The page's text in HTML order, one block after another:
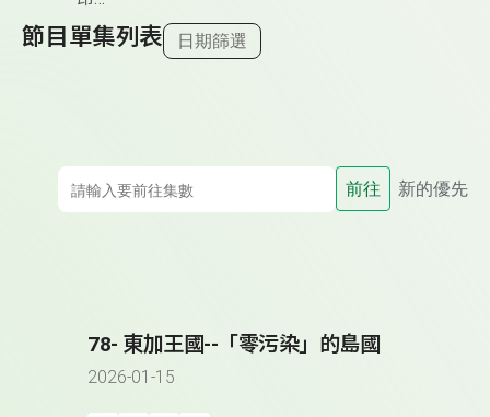
節目單集列表 日期篩選
前往 新的優先
78- 東加王國--「零污染」的島國
2026-01-15